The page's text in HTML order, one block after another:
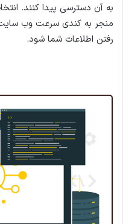
به آن دسترسی پیدا کنند.
منجر به کندی سرعت وب
رفتن اطلاعات شما شود.